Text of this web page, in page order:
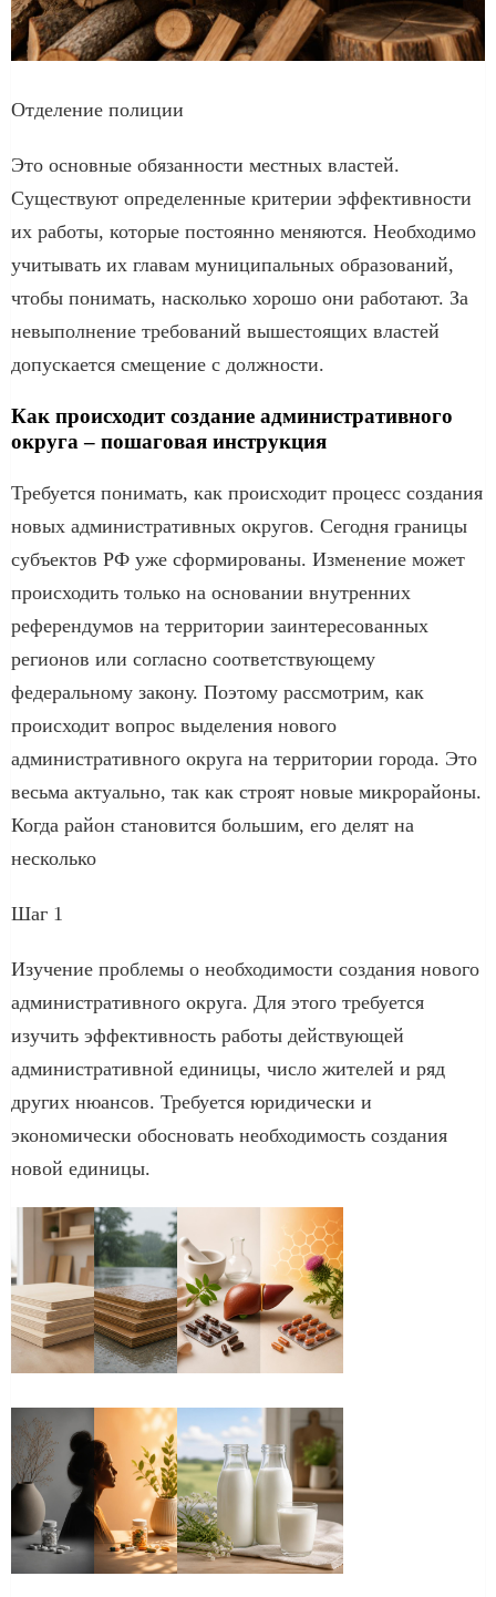
Отделение полиции
Это основные обязанности местных властей.
Существуют определенные критерии эффективности
их работы, которые постоянно меняются. Необходимо
учитывать их главам муниципальных образований,
чтобы понимать, насколько хорошо они работают. За
невыполнение требований вышестоящих властей
допускается смещение с должности.
Как происходит создание административного
округа – пошаговая инструкция
Требуется понимать, как происходит процесс создания
новых административных округов. Сегодня границы
субъектов РФ уже сформированы. Изменение может
происходить только на основании внутренних
референдумов на территории заинтересованных
регионов или согласно соответствующему
федеральному закону. Поэтому рассмотрим, как
происходит вопрос выделения нового
административного округа на территории города. Это
весьма актуально, так как строят новые микрорайоны.
Когда район становится большим, его делят на
несколько
Шаг 1
Изучение проблемы о необходимости создания нового
административного округа. Для этого требуется
изучить эффективность работы действующей
административной единицы, число жителей и ряд
других нюансов. Требуется юридически и
экономически обосновать необходимость создания
новой единицы.